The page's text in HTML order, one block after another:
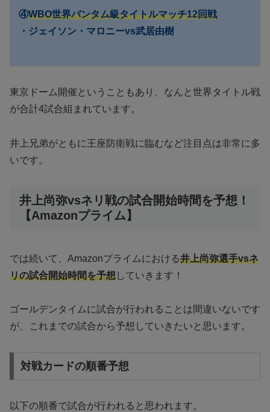
④WBO世界バンタム級タイトルマッチ12回戦
・ジェイソン・マロニーvs武居由樹
東京ドーム開催ということもあり、なんと世界タイトル戦
が合計4試合組まれています。
井上兄弟がともに王座防衛戦に臨むなど注目点は非常に多
いです。
井上尚弥vsネリ戦の試合開始時間を予想！
【Amazonプライム】
では続いて、Amazonプライムにおける井上尚弥選手vsネ
リの試合開始時間を予想していきます！
ゴールデンタイムに試合が行われることは間違いないです
が、これまでの試合から予想していきたいと思います。
対戦カードの順番予想
以下の順番で試合が行われると思われます。